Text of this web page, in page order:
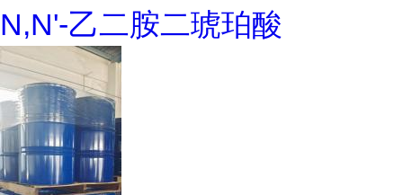
N,N'-乙二胺二琥珀酸